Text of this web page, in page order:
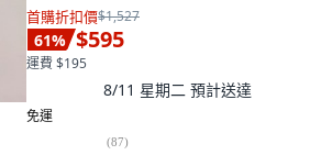
首購折扣價$1,527
61% $595
運費 $195
8/11 星期二 預計送達
免運
(87)